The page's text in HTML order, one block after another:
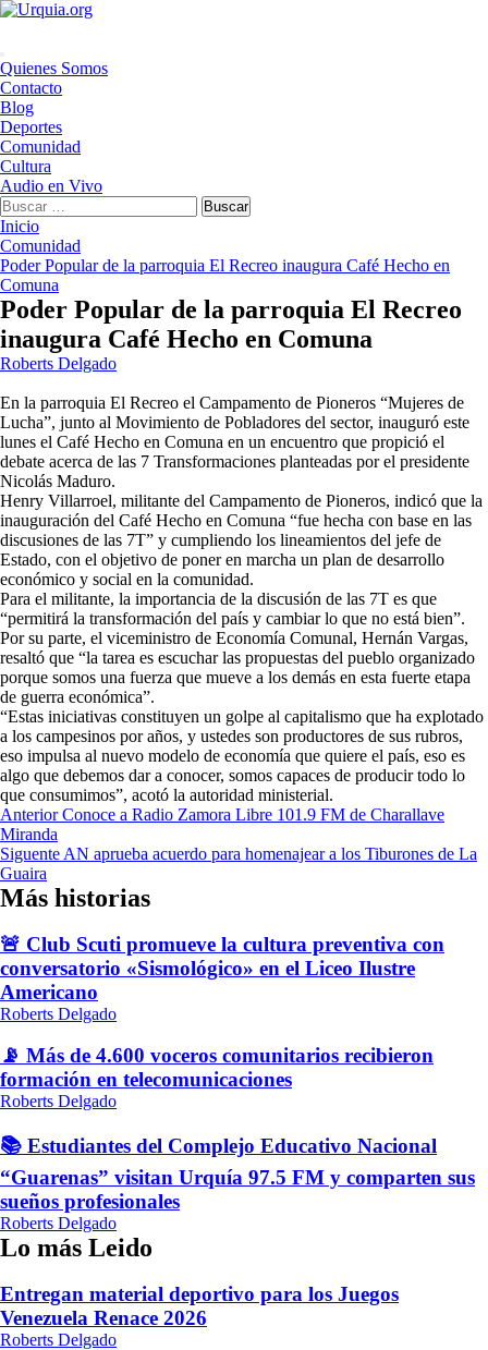
Saltar
Menú
principal
Quienes Somos
Contacto
Blog
Deportes
Comunidad
Cultura
Audio en Vivo
Buscar:
Inicio
Comunidad
Poder Popular de la parroquia El Recreo inaugura Café Hecho en
Comuna
Poder Popular de la parroquia El Recreo
inaugura Café Hecho en Comuna
Roberts Delgado
En la parroquia El Recreo el Campamento de Pioneros “Mujeres de
Lucha”, junto al Movimiento de Pobladores del sector, inauguró este
lunes el Café Hecho en Comuna en un encuentro que propició el
debate acerca de las 7 Transformaciones planteadas por el presidente
Nicolás Maduro.
Henry Villarroel, militante del Campamento de Pioneros, indicó que la
inauguración del Café Hecho en Comuna “fue hecha con base en las
discusiones de las 7T” y cumpliendo los lineamientos del jefe de
Estado, con el objetivo de poner en marcha un plan de desarrollo
económico y social en la comunidad.
Para el militante, la importancia de la discusión de las 7T es que
“permitirá la transformación del país y cambiar lo que no está bien”.
Por su parte, el viceministro de Economía Comunal, Hernán Vargas,
resaltó que “la tarea es escuchar las propuestas del pueblo organizado
porque somos una fuerza que mueve a los demás en esta fuerte etapa
de guerra económica”.
“Estas iniciativas constituyen un golpe al capitalismo que ha explotado
a los campesinos por años, y ustedes son productores de sus rubros,
eso impulsa al nuevo modelo de economía que quiere el país, eso es
algo que debemos dar a conocer, somos capaces de producir todo lo
que consumimos”, acotó la autoridad ministerial.
Navegación
de
entradas
AnteriorConoce a Radio Zamora Libre 101.9 FM de Charallave
Miranda
Siguente AN aprueba acuerdo para homenajear a los Tiburones de La
Guaira
Más historias
🚨 Club Scuti promueve la cultura preventiva con
conversatorio «Sismológico» en el Liceo Ilustre
Americano
Roberts Delgado
📡 Más de 4.600 voceros comunitarios recibieron
formación en telecomunicaciones
Roberts Delgado
📚 Estudiantes del Complejo Educativo Nacional
“Guarenas” visitan Urquía 97.5 FM y comparten sus
sueños profesionales
Roberts Delgado
Lo más Leido
Entregan material deportivo para los Juegos
Venezuela Renace 2026
Roberts Delgado